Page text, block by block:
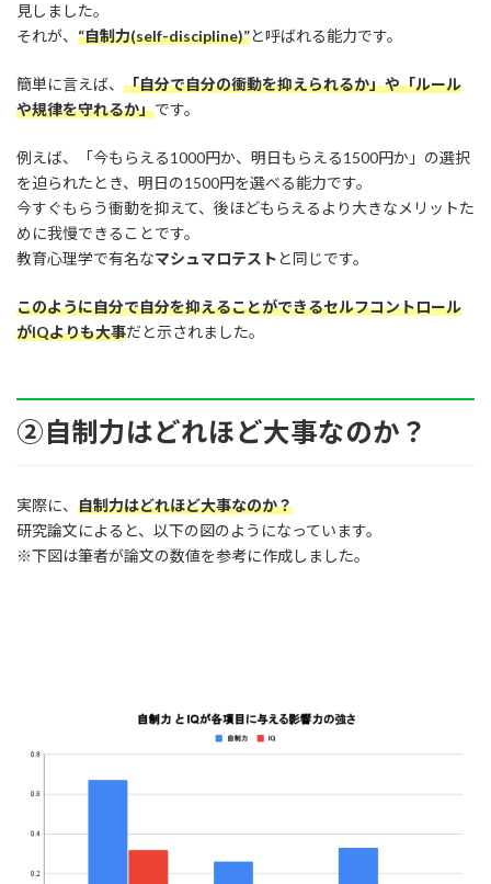
見しました。
それが、 “自制力(self-discipline)”と呼ばれる能力です。
簡単に言えば、 「自分で自分の衝動を抑えられるか」や「ルール
や規律を守れるか」です。
例えば、「今もらえる1000円か、明日もらえる1500円か」の選択
を迫られたとき、明日の1500円を選べる能力です。
今すぐもらう衝動を抑えて、後ほどもらえるより大きなメリットた
めに我慢できることです。
教育心理学で有名なマシュマロテストと同じです。
このように自分で自分を抑えることができるセルフコントロール
がIQよりも大事だと示されました。
②自制力はどれほど大事なのか？
実際に、 自制力はどれほど大事なのか？
研究論文によると、以下の図のようになっています。
※下図は筆者が論文の数値を参考に作成しました。